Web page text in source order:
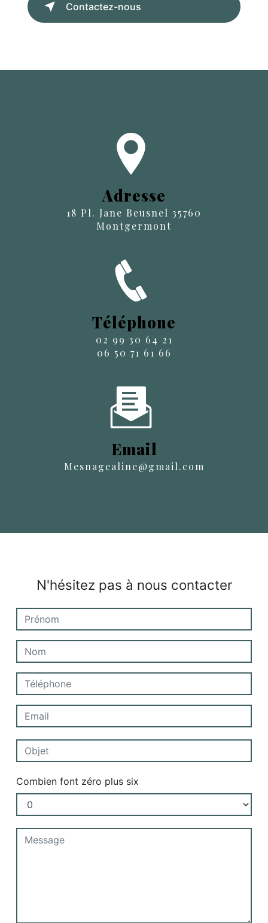
Contactez-nous
Adresse
18 Pl. Jane Beusnel 35760
Montgermont
Téléphone
02 99 30 64 21
06 50 71 61 66
Email
mesnagealine@gmail.com
N'hésitez pas à nous contacter
Combien font zéro plus six